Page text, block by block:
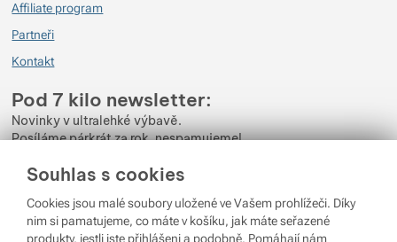
Souhlas s cookies
Cookies jsou malé soubory uložené ve Vašem prohlížeči. Díky
nim si pamatujeme, co máte v košíku, jak máte seřazené
produkty, jestli jste přihlášeni a podobně. Pomáhají nám
Affiliate program
Partneři
Kontakt
Pod 7 kilo newsletter:
Novinky v ultralehké výbavě.
Posíláme párkrát za rok, nespamujeme!
Zadejte váš e-mail
Odběrem newsletteru souhlasíte se zpracovánímOsobních údajů.